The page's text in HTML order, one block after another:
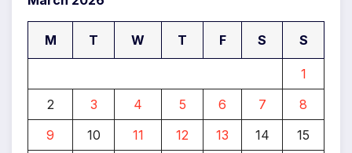
M T W T F S S
1
2
3 4 5 6 7
8
9
10 11 12 13 14
15